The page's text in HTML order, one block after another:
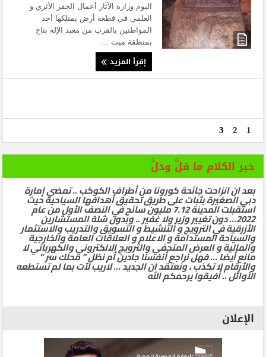
اليوم وزارة الآثار أعمال الحفر الأثري و
العلمي في قطعة أرض يمتلكها أحد
المواطنين بالقرب من معبد الإله بتاح
بمنطقة ميت ...
إقرأ المزيد
1
2
3
خير الكلام ما قلَّ ودلَّ
بعد ان انزاحت جائحة كورونا من أطراف الكوكب .. تمضي إمارة
دبي الصغيرة بثبات على طريق تحقيق أهدافها السياحية حيث
استقبلت المدينة 7.12 مليون سائح في النصف الأول من عام
2022… دون تغيير وزير ولا غفير .. وبدون شلة المستشارين
الأزرقية في الترويج و التنشيط و التسويق والتدريب والاستثمار
والسياحة المستدامة و الاعلام و العلاقات العامة والخارجية
والمالية و العرض المتحفي والترويج الالكتروني والكهربائي لا
مانع أيضا … فهل نراجع أنفسنا جادين أم نظل ” محلك سر ”
والأرقام لا تكذب ، ونعتقد ان الجديد … لاريب لآت بما لم تستطعه
الأوائل .. أفيقوا يرحمكم الله
الإعلان